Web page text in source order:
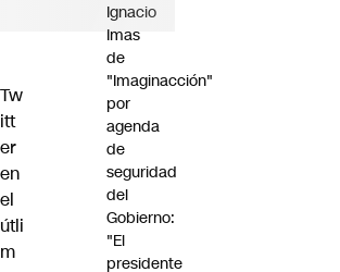
Tw
itt
er
en
el
útli
m
Ignacio
Imas
de
"Imaginacción"
por
agenda
de
seguridad
del
Gobierno:
"El
presidente